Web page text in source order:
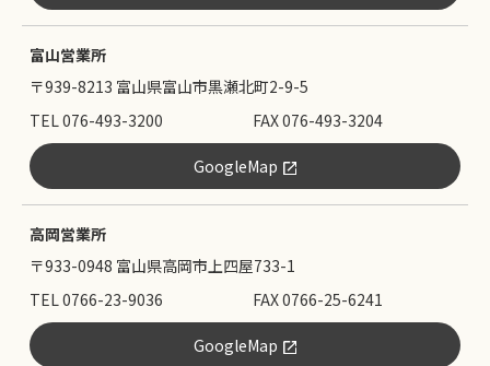
富山営業所
〒939-8213 富山県富山市黒瀬北町2-9-5
TEL 076-493-3200
FAX 076-493-3204
GoogleMap
高岡営業所
〒933-0948 富山県高岡市上四屋733-1
TEL 0766-23-9036
FAX 0766-25-6241
GoogleMap